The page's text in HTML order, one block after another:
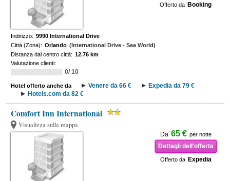
Offerto da Booking
Indirizzo: 9990 International Drive
Città (Zona): Orlando (International Drive - Sea World)
Distanza dal centro città: 12.76 km
Valutazione clienti:
0/ 10
Hotel offerto anche da Venere da 66 €
Expedia da 79 €
Hotels.com da 82 €
Comfort Inn International
Visualizza sulla mappa
Da 65 € per notte
Dettagli dell'offerta
Offerto da Expedia